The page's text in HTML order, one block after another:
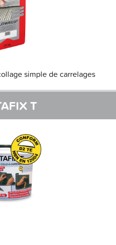
simple de carrelages
T